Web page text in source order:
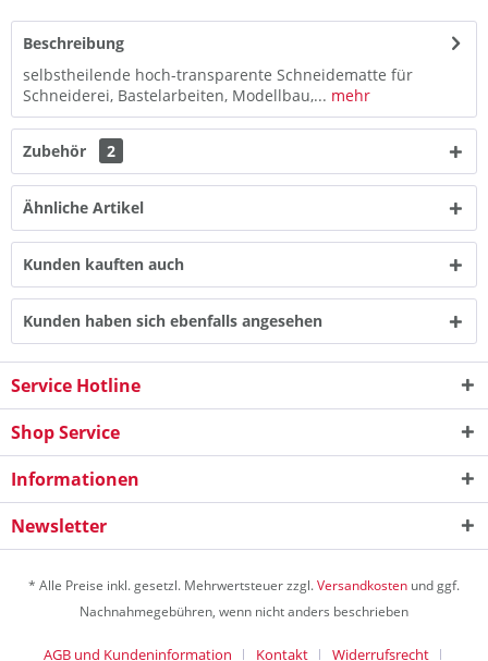
Beschreibung
selbstheilende hoch-transparente Schneidematte für
Schneiderei, Bastelarbeiten, Modellbau,... mehr
Zubehör 2
Ähnliche Artikel
Kunden kauften auch
Kunden haben sich ebenfalls angesehen
Service Hotline
Shop Service
Informationen
Newsletter
* Alle Preise inkl. gesetzl. Mehrwertsteuer zzgl.Versandkosten und ggf.
Nachnahmegebühren, wenn nicht anders beschrieben
AGB und Kundeninformation Kontakt Widerrufsrecht